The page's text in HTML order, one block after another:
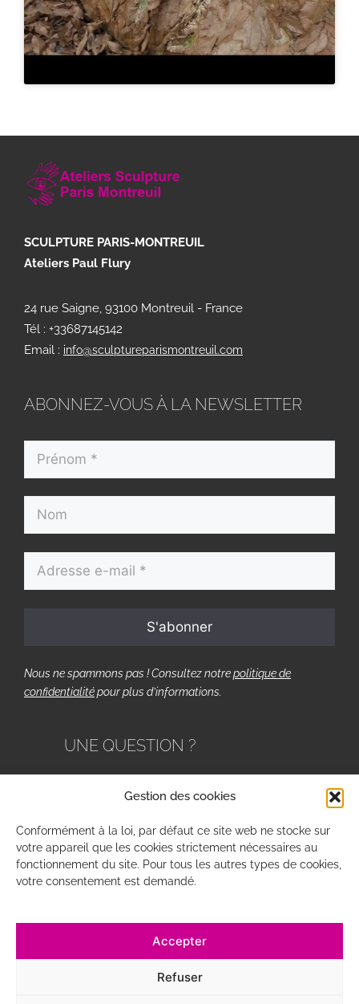
Gestion des cookies
Conformément à la loi, par défaut ce site web ne stocke sur
votre appareil que les cookies strictement nécessaires au
fonctionnement du site. Pour tous les autres types de cookies,
votre consentement est demandé.
Accepter
Refuser
SCULPTURE PARIS-MONTREUIL
Ateliers Paul Flury
24 rue Saigne, 93100 Montreuil - France
Tél : +33687145142
Email : info@sculptureparismontreuil.com
ABONNEZ-VOUS À LA NEWSLETTER
Nous ne spammons pas ! Consultez notrepolitique de
confidentialitépour plus d’informations.
UNE QUESTION ?
Consulter laFAQ
NOUS SUIVRE